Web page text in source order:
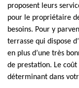
proposent leurs
pour le propriétaire
besoins. Pour y
terrasse qui dispose
en plus d’une très
de prestation. Le
déterminant dans